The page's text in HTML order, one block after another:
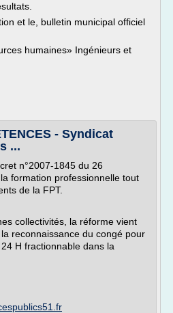
et le, bulletin municipal officiel
humaines» Ingénieurs et
- Syndicat
...
n°2007-1845 du 26
formation professionnelle tout
de la FPT.
collectivités, la réforme vient
reconnaissance du congé pour
H fractionnable dans la